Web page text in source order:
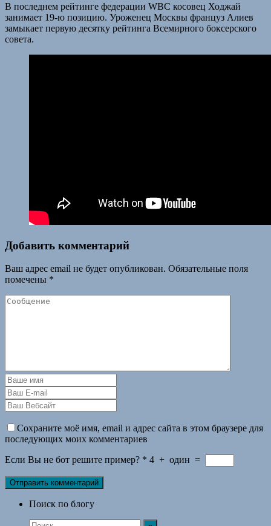
В последнем рейтинге федерации WBC косовец Ходжай
занимает 19-ю позицию. Уроженец Москвы француз Алиев
замыкает первую десятку рейтинга Всемирного боксерского
совета.
Добавить комментарий
Ваш адрес email не будет опубликован. Обязательные поля
помечены *
Сохраните моё имя, email и адрес сайта в этом браузере для
последующих моих комментариев
Если Вы не бот решите пример? * 4 + один =
Поиск по блогу